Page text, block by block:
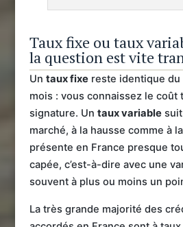
Taux fixe ou taux
la question est vite
Un taux fixereste identique du
mois : vous connaissez le coût
signature. Un taux variablesuit
marché, à la hausse comme à
présente en France presque
capée, c’est-à-dire avec une
souvent à plus ou moins un
La très grande majorité des